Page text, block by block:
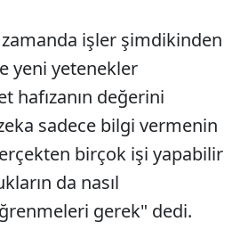
zamanda işler şimdikinden
yeni yetenekler
hafızanın değerini
sadece bilgi vermenin
birçok işi yapabilir
da nasıl
gerek" dedi.